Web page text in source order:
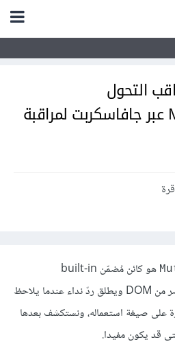
التحول
MutationObserver عبر جافاسكربت لمراقبة
هو كائن مُضمّن built-in
object يعمل على مراقبة عنصر من DOM ويطلق ردّ نداء عندما يلاحظ
على صيغة استعماله، ونستكشف بعدها
قد يكون مفيدا.